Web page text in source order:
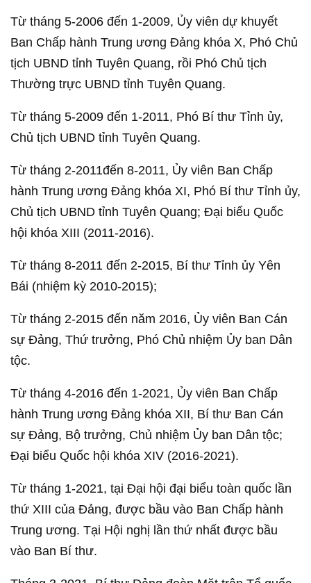
Từ tháng 5-2006 đến 1-2009, Ủy viên dự khuyết
Ban Chấp hành Trung ương Đảng khóa X, Phó Chủ
tịch UBND tỉnh Tuyên Quang, rồi Phó Chủ tịch
Thường trực UBND tỉnh Tuyên Quang.
Từ tháng 5-2009 đến 1-2011, Phó Bí thư Tỉnh ủy,
Chủ tịch UBND tỉnh Tuyên Quang.
Từ tháng 2-2011đến 8-2011, Ủy viên Ban Chấp
hành Trung ương Đảng khóa XI, Phó Bí thư Tỉnh ủy,
Chủ tịch UBND tỉnh Tuyên Quang; Đại biểu Quốc
hội khóa XIII (2011-2016).
Từ tháng 8-2011 đến 2-2015, Bí thư Tỉnh ủy Yên
Bái (nhiệm kỳ 2010-2015);
Từ tháng 2-2015 đến năm 2016, Ủy viên Ban Cán
sự Đảng, Thứ trưởng, Phó Chủ nhiệm Ủy ban Dân
tộc.
Từ tháng 4-2016 đến 1-2021, Ủy viên Ban Chấp
hành Trung ương Đảng khóa XII, Bí thư Ban Cán
sự Đảng, Bộ trưởng, Chủ nhiệm Ủy ban Dân tộc;
Đại biểu Quốc hội khóa XIV (2016-2021).
Từ tháng 1-2021, tại Đại hội đại biểu toàn quốc lần
thứ XIII của Đảng, được bầu vào Ban Chấp hành
Trung ương. Tại Hội nghị lần thứ nhất được bầu
vào Ban Bí thư.